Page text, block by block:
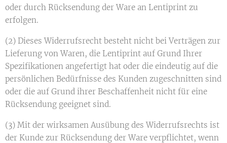
oder durch Rücksendung der Ware an Lentiprint zu
erfolgen.
(2) Dieses Widerrufsrecht besteht nicht bei Verträgen zur
Lieferung von Waren, die Lentiprint auf Grund Ihrer
Spezifikationen angefertigt hat oder die eindeutig auf die
persönlichen Bedürfnisse des Kunden zugeschnitten sind
oder die auf Grund ihrer Beschaffenheit nicht für eine
Rücksendung geeignet sind.
(3) Mit der wirksamen Ausübung des Widerrufsrechts ist
der Kunde zur Rücksendung der Ware verpflichtet, wenn